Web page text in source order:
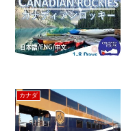
カナダ